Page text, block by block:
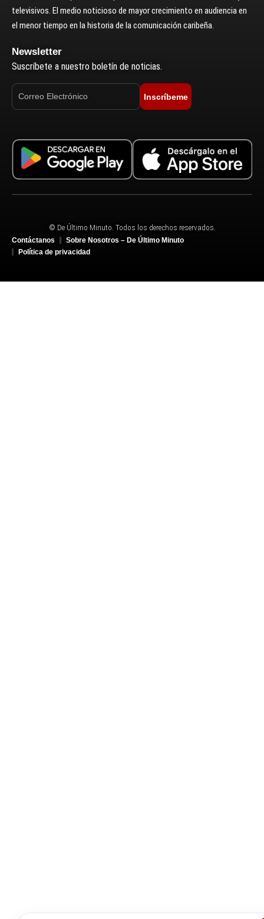
televisivos. El medio noticioso de mayor crecimiento en audiencia en
el menor tiempo en la historia de la comunicación caribeña.
Newsletter
Suscríbete a nuestro boletín de noticias.
Inscríbeme
© De Último Minuto. Todos los derechos reservados.
Contáctanos
Sobre Nosotros – De Último Minuto
Política de privacidad